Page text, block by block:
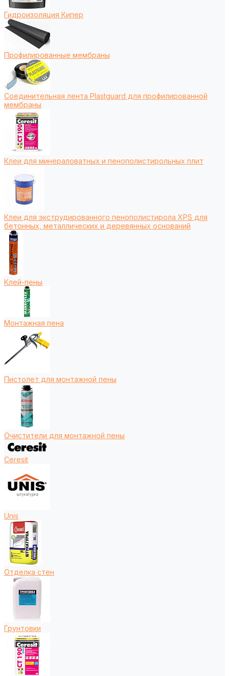
Гидроизоляция Кипер
Профилированные мембраны
Соединительная лента Plastguard для профилированной
мембраны
Клеи для минераловатных и пенополистирольных плит
Клеи для экструдированного пенополистирола XPS для
бетонных, металлических и деревянных оснований
Клей-пены
Монтажная пена
Пистолет для монтажной пены
Очистители для монтажной пены
Ceresit
Unis
Отделка стен
Грунтовки